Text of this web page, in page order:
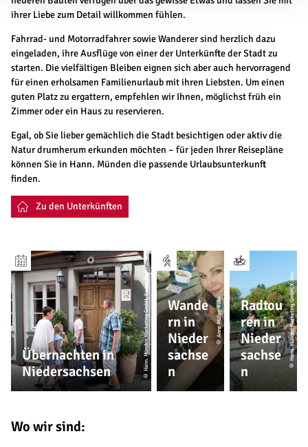
ihrer Liebe zum Detail willkommen fühlen.
Fahrrad- und Motorradfahrer sowie Wanderer sind herzlich dazu
eingeladen, ihre Ausflüge von einer der Unterkünfte der Stadt zu
starten. Die vielfältigen Bleiben eignen sich aber auch hervorragend
für einen erholsamen Familienurlaub mit ihren Liebsten. Um einen
guten Platz zu ergattern, empfehlen wir Ihnen, möglichst früh ein
Zimmer oder ein Haus zu reservieren.
Egal, ob Sie lieber gemächlich die Stadt besichtigen oder aktiv die
Natur drumherum erkunden möchten – für jeden Ihrer Reisepläne
können Sie in Hann. Münden die passende Urlaubsunterkunft
finden.
Zu den Unterkünften
Übernachten in
Niedersachsen
© Hann. Münden Marketing GmbH, Paavo Blafield
Wande
rn in
Nieder
sachse
n
© Anne Müller-Kuke
Radtou
ren in
Nieder
sachse
n
© Hann. Münden Marketing GmbH, Y-Site
Wo wir sind: